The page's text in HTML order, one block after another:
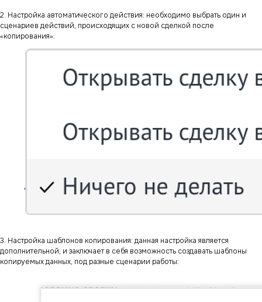
2. Настройка автоматического действия: необходимо выбрать один и
сценариев действий, происходящих с новой сделкой после
«копирования»:
3. Настройка шаблонов копирования: данная настройка является
дополнительной, и заключает в себя возможность создавать шаблоны
копируемых данных, под разные сценарии работы: